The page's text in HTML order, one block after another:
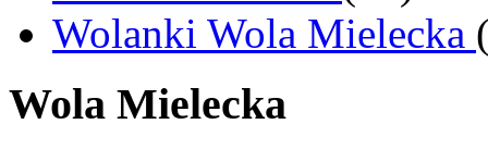
Wolanki Wola Mielecka
Wola Mielecka